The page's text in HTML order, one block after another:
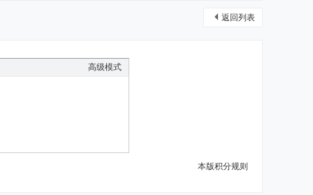
返回列表
高级模式
本版积分规则